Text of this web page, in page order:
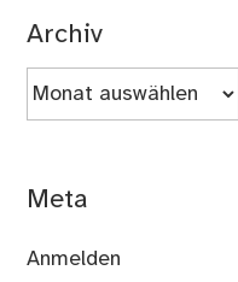
Archiv
Archiv
Meta
Anmelden